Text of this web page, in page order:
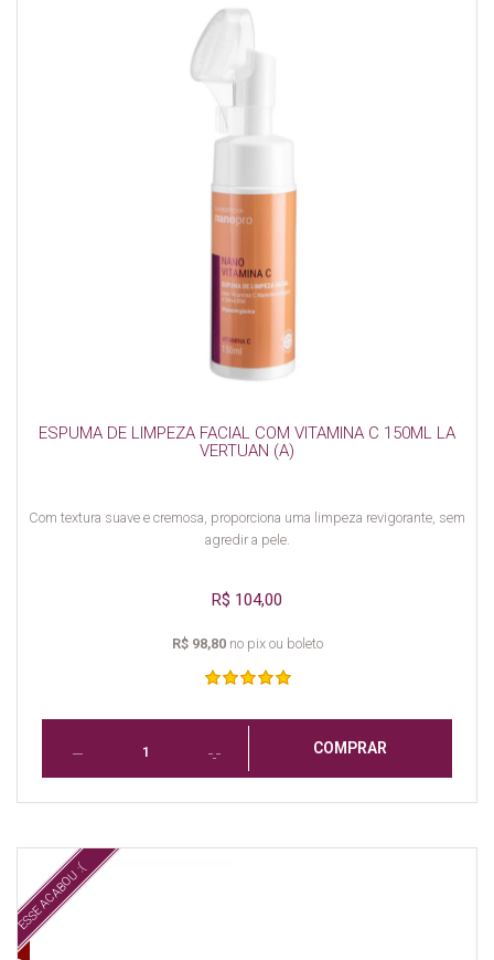
ESPUMA DE LIMPEZA FACIAL COM VITAMINA C 150ML LA
VERTUAN (A)
Com textura suave e cremosa, proporciona uma limpeza revigorante, sem
agredir a pele.
R$ 104,00
R$ 98,80no pix ou boleto
COMPRAR
ESSE ACABOU :(